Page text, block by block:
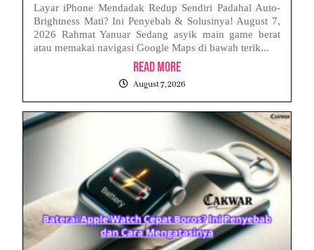
Layar iPhone Mendadak Redup Sendiri Padahal Auto-
Brightness Mati? Ini Penyebab & Solusinya! August 7,
2026 Rahmat Yanuar Sedang asyik main game berat
atau memakai navigasi Google Maps di bawah terik...
Read More
August 7, 2026